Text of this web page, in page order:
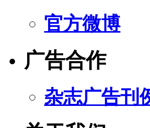
官方微博
广告合作
杂志广告刊